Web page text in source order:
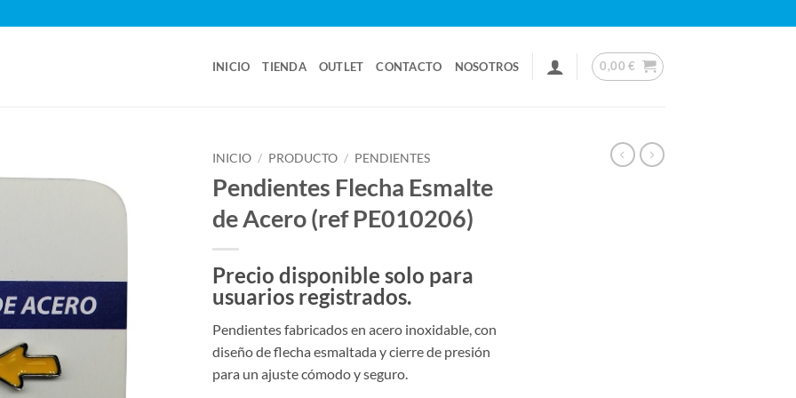
INICIO TIENDA OUTLET CONTACTO NOSOTROS 0,00€
INICIO / PRODUCTO / PENDIENTES
Pendientes Flecha Esmalte
de Acero (ref PE010206)
Precio disponible solo para
usuarios registrados.
Pendientes fabricados en acero inoxidable, con
diseño de flecha esmaltada y cierre de presión
para un ajuste cómodo y seguro.